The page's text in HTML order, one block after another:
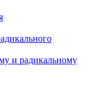
и радикальному